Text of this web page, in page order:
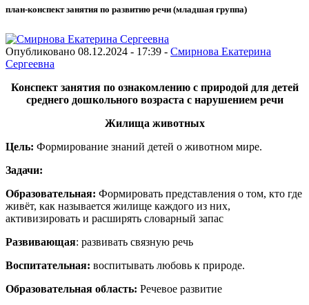
план-конспект занятия по развитию речи (младшая группа)
Опубликовано 08.12.2024 - 17:39 - Смирнова Екатерина
Cергеевна
Конспект занятия по ознакомлению с природой для детей
среднего дошкольного возраста с нарушением речи
Жилища животных
Цель: Формирование знаний детей о животном мире.
Задачи:
Образовательная: Формировать представления о том, кто где
живёт, как называется жилище каждого из них,
активизировать и расширять словарный запас
Развивающая: развивать связную речь
Воспитательная: воспитывать любовь к природе.
Образовательная область: Речевое развитие